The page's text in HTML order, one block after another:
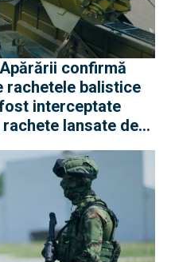
confirmă
rachetele balistice
interceptate
lansate de